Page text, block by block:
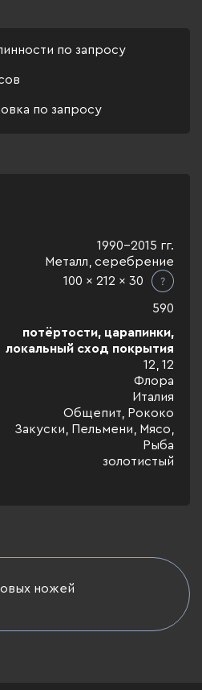
по запросу
по запросу
1990-2015 гг.
Металл, серебрение
100 x 212 x 30
590
потёртости, царапинки,
локальный сход покрытия
12, 12
Флора
Италия
Общепит, Рококо
Закуски, Пельмени, Мясо,
Рыба
золотистый
ножей